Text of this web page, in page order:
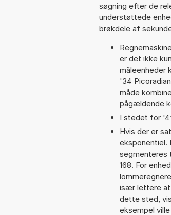
søgning efter de
understøttede
brøkdele af
er det ikke
måleenheder
'34
måde
pågældende
I stedet for
Hvis der er
eksponentiel.
segmenteres
168. For
især lettere at
dette sted,
eksempel